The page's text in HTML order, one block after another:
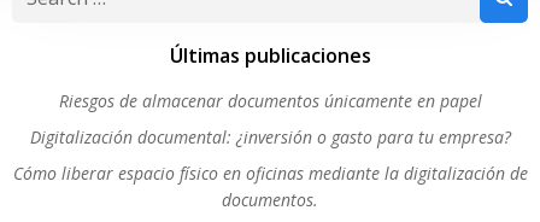
Últimas publicaciones
Riesgos de almacenar documentos únicamente en papel
Digitalización documental: ¿inversión o gasto para tu empresa?
Cómo liberar espacio físico en oficinas mediante la digitalización de
documentos.